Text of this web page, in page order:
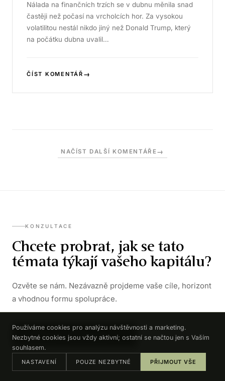
Nálada na finančních trzích se v dubnu měnila snad
častěji než počasí na vrcholcích hor. Za vysokou
volatilitou nestál nikdo jiný než Donald Trump, který
na počátku dubna uvalil…
ČÍST KOMENTÁŘ →
NAČÍST DALŠÍ KOMENTÁŘE→
KONZULTACE
Chcete probrat, jak se tato
témata týkají vašeho kapitálu?
Ozvěte se nám. Nezávazně projdeme vaše cíle, horizont
a vhodnou formu spolupráce.
DOMLUVIT KONZULTACI →
Používáme cookies pro analýzu návštěvnosti a marketing.
Nezbytné cookies jsou vždy aktivní; ostatní se načtou jen s Vaším
souhlasem.
NASTAVENÍ POUZE NEZBYTNÉ PŘIJMOUT VŠE